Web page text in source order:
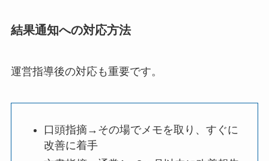
結果通知への対応方法
運営指導後の対応も重要です。
口頭指摘→その場でメモを取り、すぐに
改善に着手